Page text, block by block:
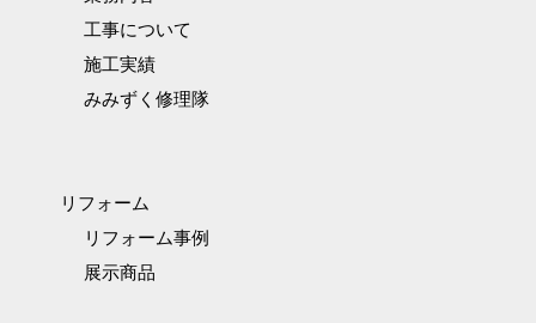
工事について
施工実績
みみずく修理隊
リフォーム
リフォーム事例
展示商品